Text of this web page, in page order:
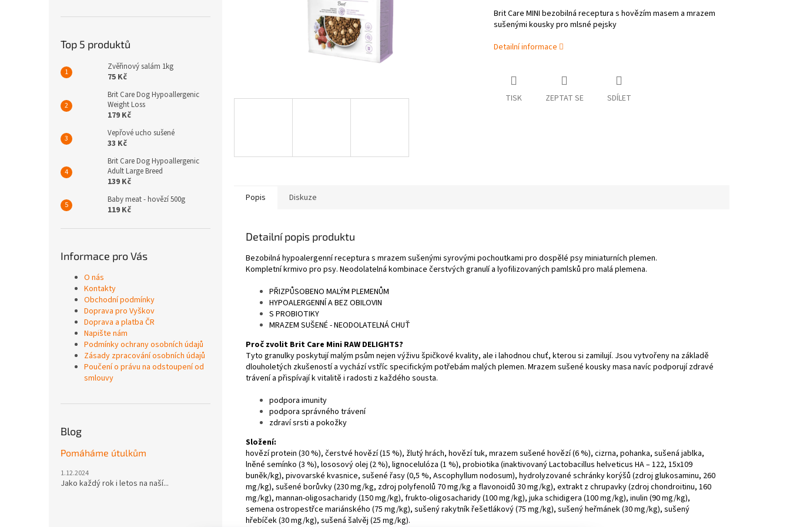
Top 5 produktů
Zvěřinový salám 1kg
75 Kč
Brit Care Dog Hypoallergenic
Weight Loss
179 Kč
Vepřové ucho sušené
33 Kč
Brit Care Dog Hypoallergenic
Adult Large Breed
139 Kč
Baby meat - hovězí 500g
119 Kč
Informace pro Vás
O nás
Kontakty
Obchodní podmínky
Doprava pro Vyškov
Doprava a platba ČR
Napište nám
Podmínky ochrany osobních údajů
Zásady zpracování osobních údajů
Poučení o právu na odstoupení od
smlouvy
Blog
Pomáháme útulkům
1.12.2024
Jako každý rok i letos na naší...
Brit Care MINI bezobilná receptura s hovězím masem a mrazem
sušenými kousky pro mlsné pejsky
Detailní informace
TISK ZEPTAT SE SDÍLET
Popis Diskuze
Detailní popis produktu
Bezobilná hypoalergenní receptura s mrazem sušenými syrovými pochoutkami pro dospělé psy miniaturních plemen.
Kompletní krmivo pro psy. Neodolatelná kombinace čerstvých granulí a lyofilizovaných pamlsků pro malá plemena.
PŘIZPŮSOBENO MALÝM PLEMENŮM
HYPOALERGENNÍ A BEZ OBILOVIN
S PROBIOTIKY
MRAZEM SUŠENÉ - NEODOLATELNÁ CHUŤ
Proč zvolit Brit Care Mini RAW DELIGHTS?
Tyto granulky poskytují malým psům nejen výživu špičkové kvality, ale i lahodnou chuť, kterou si zamilují. Jsou vytvořeny na základě
dlouholetých zkušeností a vychází vstříc specifickým potřebám malých plemen. Mrazem sušené kousky masa navíc podporují zdravé
trávení a přispívají k vitalitě i radosti z každého sousta.
podpora imunity
podpora správného trávení
zdraví srsti a pokožky
Složení:
hovězí protein (30 %), čerstvé hovězí (15 %), žlutý hrách, hovězí tuk, mrazem sušené hovězí (6 %), cizrna, pohanka, sušená jablka,
lněné semínko (3 %), lososový olej (2 %), lignocelulóza (1 %), probiotika (inaktivovaný Lactobacillus helveticus HA – 122, 15x109
buněk/kg), pivovarské kvasnice, sušené řasy (0,5 %, Ascophyllum nodosum), hydrolyzované schránky korýšů (zdroj glukosaminu, 260
mg/kg), sušené borůvky (230 mg/kg, zdroj polyfenolů 70 mg/kg a flavonoidů 30 mg/kg), extrakt z chrupavky (zdroj chondroitinu, 160
mg/kg), mannan-oligosacharidy (150 mg/kg), frukto-oligosacharidy (100 mg/kg), juka schidigera (100 mg/kg), inulin (90 mg/kg),
semena ostropestřce mariánského (75 mg/kg), sušený rakytník řešetlákový (75 mg/kg), sušený heřmánek (30 mg/kg), sušený
hřebíček (30 mg/kg), sušená šalvěj (25 mg/kg).